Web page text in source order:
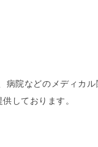
院などのメディカ
しております。